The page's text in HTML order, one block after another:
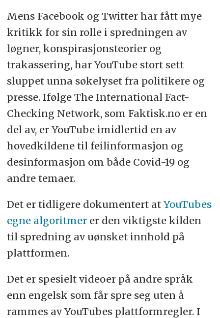
Mens Facebook og Twitter har fått mye
kritikk for sin rolle i spredningen av
løgner, konspirasjonsteorier og
trakassering, har YouTube stort sett
sluppet unna søkelyset fra politikere og
presse. Ifølge The International Fact-
Checking Network, som Faktisk.no er en
del av, er YouTube imidlertid en av
hovedkildene til feilinformasjon og
desinformasjon om både Covid-19 og
andre temaer.
Det er tidligere dokumentert at YouTubes
egne algoritmer er den viktigste kilden
til spredning av uønsket innhold på
plattformen.
Det er spesielt videoer på andre språk
enn engelsk som får spre seg uten å
rammes av YouTubes plattformregler. I